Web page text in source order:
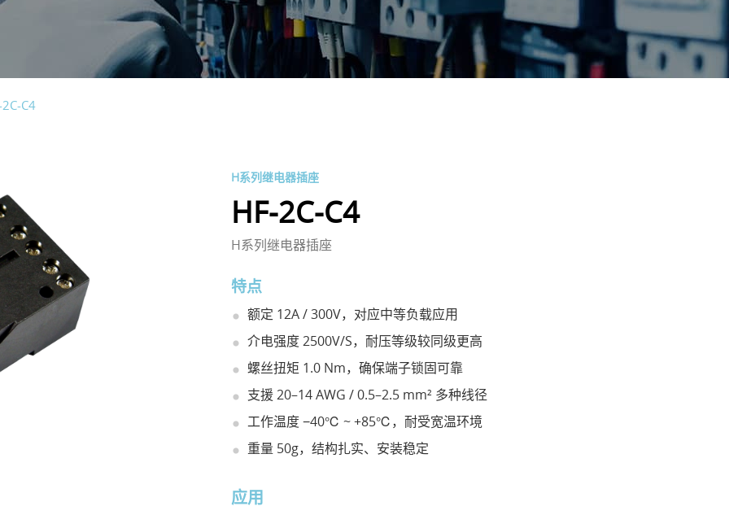
C4
H系列继电器插座
HF-2C-C4
H系列继电器插座
特点
额定 12A / 300V，对应中等负载应用
介电强度 2500V/S，耐压等级较同级更高
螺丝扭矩 1.0 Nm，确保端子锁固可靠
支援 20–14 AWG / 0.5–2.5 mm² 多种线径
工作温度 −40℃ ~ +85℃，耐受宽温环境
重量 50g，结构扎实、安装稳定
应用